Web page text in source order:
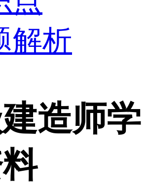
解析
造师学